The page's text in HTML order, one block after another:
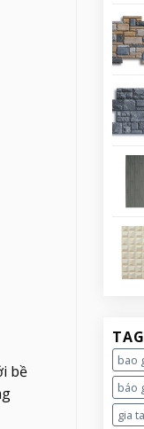
bề
TAG
bao
báo
gia